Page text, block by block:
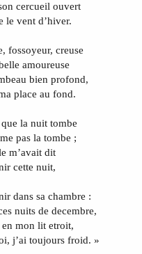
cercueil ouvert
le vent d’hiver.
fossoyeur, creuse
amoureuse
bien profond,
place au fond.
la nuit tombe
pas la tombe ;
m’avait dit
cette nuit,
dans sa chambre :
nuits de decembre,
en mon lit etroit,
j’ai toujours froid. »